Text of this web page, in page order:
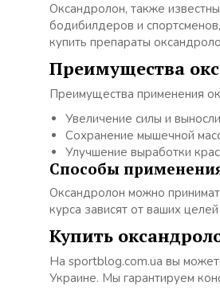
Оксандролон, также
бодибилдеров и
купить препараты
Преимущества
Преимущества применения
Увеличение силы и
Сохранение мышечной
Улучшение выработки
Способы
Оксандролон можно
курса зависят от ваших
Купить
На sportblog.com.ua вы
Украине. Мы гарантируем